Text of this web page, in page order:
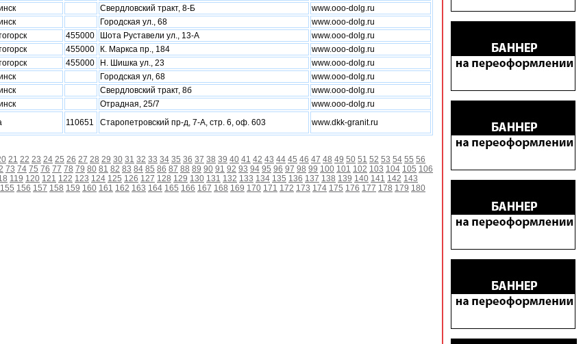
Свердловский тракт, 8-Б
www.ooo-dolg.ru
Городская ул., 68
www.ooo-dolg.ru
455000 Шота Руставели ул., 13-А
www.ooo-dolg.ru
455000 К. Маркса пр., 184
www.ooo-dolg.ru
455000 Н. Шишка ул., 23
www.ooo-dolg.ru
Городская ул, 68
www.ooo-dolg.ru
Свердловский тракт, 8б
www.ooo-dolg.ru
Отрадная, 25/7
www.ooo-dolg.ru
110651 Старопетровский пр-д, 7-А, стр. 6, оф. 603 www.dkk-granit.ru
21 22 23 24 25 26 27 28 29 30 31 32 33 34 35 36 37 38 39 40 41 42 43 44 45 46 47 48 49 50 51 52 53 54 55 56
73 74 75 76 77 78 79 80 81 82 83 84 85 86 87 88 89 90 91 92 93 94 95 96 97 98 99 100 101 102 103 104 105 106
119 120 121 122 123 124 125 126 127 128 129 130 131 132 133 134 135 136 137 138 139 140 141 142 143
155 156 157 158 159 160 161 162 163 164 165 166 167 168 169 170 171 172 173 174 175 176 177 178 179 180